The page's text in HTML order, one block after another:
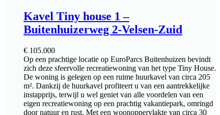
Kavel Tiny house 1 –
Buitenhuizerweg 2-Velsen-Zuid
€ 105.000
Op een prachtige locatie op EuroParcs Buitenhuizen bevindt
zich deze sfeervolle recreatiewoning van het type Tiny House.
De woning is gelegen op een ruime huurkavel van circa 205
m². Dankzij de huurkavel profiteert u van een aantrekkelijke
instapprijs, terwijl u wel geniet van alle voordelen van een
eigen recreatiewoning op een prachtig vakantiepark, omringd
door natuur en rust. Met een woonoppervlakte van circa 30